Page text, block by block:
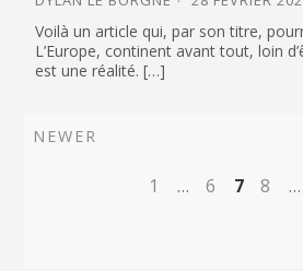
Voilà un article qui, par son titre,
L’Europe, continent avant tout, loin
est une réalité. […]
Newer
NEWER
1 … 6 7 8 …